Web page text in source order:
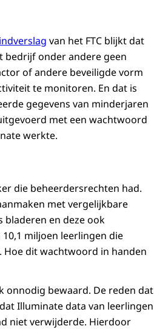
van het FTC blijkt dat
bedrijf onder andere geen
of andere beveiligde vorm
te monitoren. En dat is
gegevens van minderjaren
met een wachtwoord
werkte.
die beheerdersrechten had.
met vergelijkbare
bladeren en deze ook
miljoen leerlingen die
dit wachtwoord in handen
onnodig bewaard. De reden dat
Illuminate data van leerlingen
niet verwijderde. Hierdoor